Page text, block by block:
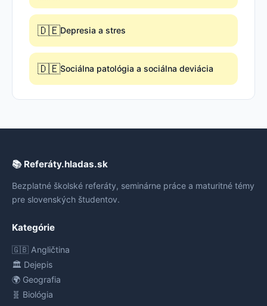
🇩🇪Depresia a stres
🇩🇪Sociálna patológia a sociálna deviácia
📚 Referáty.hladas.sk
Bezplatné školské referáty, seminárne práce a maturitné témy
pre slovenských študentov.
Kategórie
🇬🇧 Angličtina
🏛️ Dejepis
🌍 Geografia
🧬 Biológia